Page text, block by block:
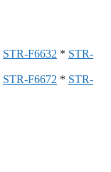
STR-F6632 * STR-
STR-F6672 * STR-